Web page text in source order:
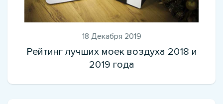
18 Декабря 2019
Рейтинг лучших моек воздуха 2018 и
2019 года